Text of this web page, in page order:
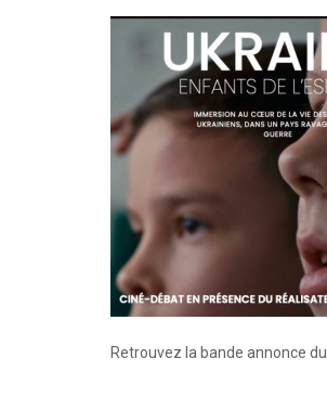
Retrouvez la bande annonce